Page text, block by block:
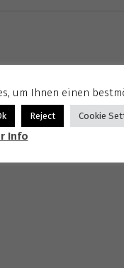
um Ihnen einen
Reject Cookie
Info